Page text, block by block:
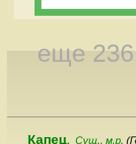
еще
Капец, Сущ., м.р.